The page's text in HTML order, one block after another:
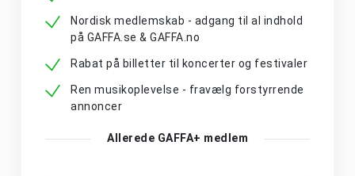
Nordisk medlemskab - adgang til al indhold
på GAFFA.se & GAFFA.no
Rabat på billetter til koncerter og festivaler
Ren musikoplevelse - fravælg forstyrrende
annoncer
Allerede GAFFA+ medlem